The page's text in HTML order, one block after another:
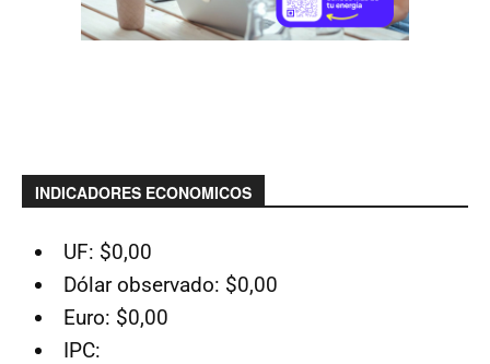
INDICADORES ECONOMICOS
UF: $0,00
Dólar observado: $0,00
Euro: $0,00
IPC: